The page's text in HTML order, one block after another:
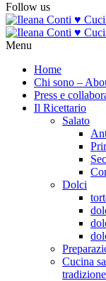
Follow us
Menu
Home
Chi sono –
Press e
Il Ricettario
Salato
Dolci
Cucina